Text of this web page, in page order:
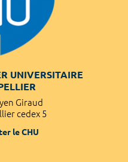
UNIVERSITAIRE
Giraud
cedex 5
le CHU